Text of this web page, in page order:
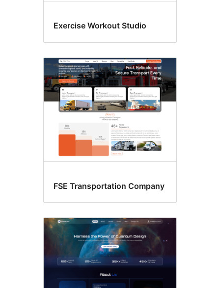
Exercise Workout Studio
FSE Transportation Company